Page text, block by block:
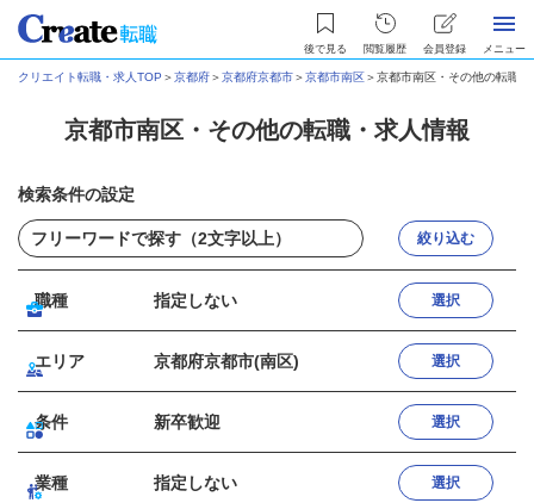
後で見る 閲覧履歴 会員登録 メニュー
クリエイト転職・求人TOP ＞京都府＞京都府京都市＞京都市南区＞京都市南区・その他の転職
京都市南区・その他の転職・求人情報
検索条件の設定
絞り込む
職種 指定しない 選択
エリア 京都府京都市(南区) 選択
条件 新卒歓迎 選択
業種 指定しない 選択